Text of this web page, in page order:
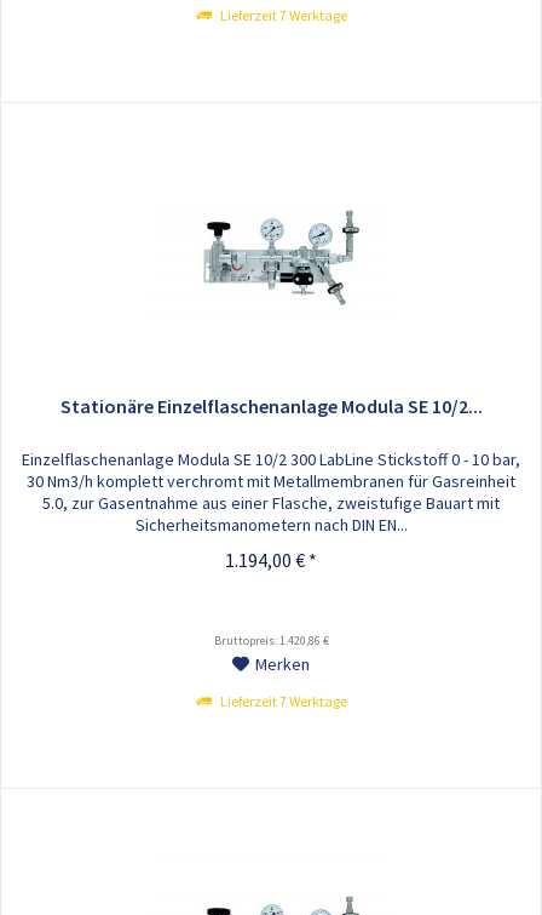
Lieferzeit 7 Werktage
Stationäre Einzelflaschenanlage Modula SE 10/2...
Einzelflaschenanlage Modula SE 10/2 300 LabLine Stickstoff 0 - 10 bar,
30 Nm3/h komplett verchromt mit Metallmembranen für Gasreinheit
5.0, zur Gasentnahme aus einer Flasche, zweistufige Bauart mit
Sicherheitsmanometern nach DIN EN...
1.194,00 € *
Bruttopreis: 1.420,86 €
Merken
Lieferzeit 7 Werktage